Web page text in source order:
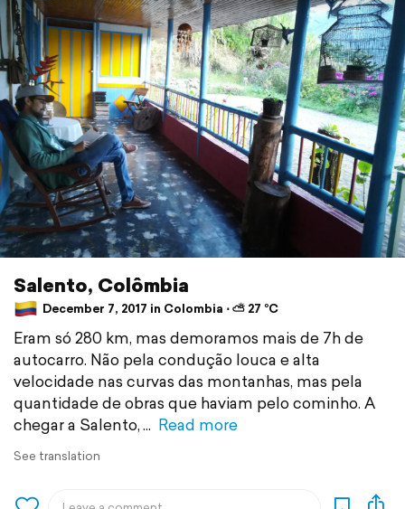
Salento, Colômbia
December 7, 2017 in Colombia ⋅ ⛅ 27 °C
Eram só 280 km, mas demoramos mais de 7h de
autocarro. Não pela condução louca e alta
velocidade nas curvas das montanhas, mas pela
quantidade de obras que haviam pelo cominho. A
chegar a Salento,
Read more
See translation